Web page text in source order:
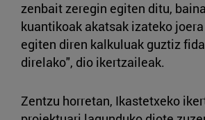
zenbait zeregin egiten ditu,
kuantikoak akatsak izateko
egiten diren kalkuluak guztiz
direlako", dio ikertzaileak.
Zentzu horretan, Ikastetxeko